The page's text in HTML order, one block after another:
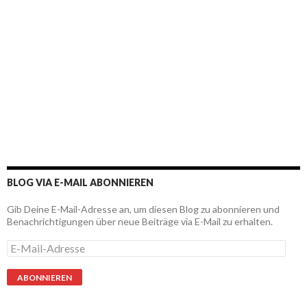
BLOG VIA E-MAIL ABONNIEREN
Gib Deine E-Mail-Adresse an, um diesen Blog zu abonnieren und
Benachrichtigungen über neue Beiträge via E-Mail zu erhalten.
E
-
M
a